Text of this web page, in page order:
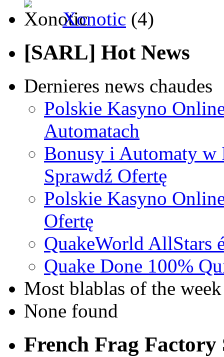
Xonotic (4)
[SARL] Hot News
Dernieres news chaudes
Polskie Kasyno
Automatach
Bonusy i Automaty w
Sprawdź Ofertę
Polskie Kasyno
Ofertę
QuakeWorld AllStars
Quake Done 100%
Most blablas of the week
None found
French Frag Factory